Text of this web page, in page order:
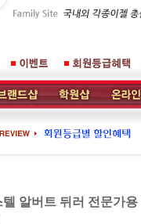
알버트 뒤러 전문가용